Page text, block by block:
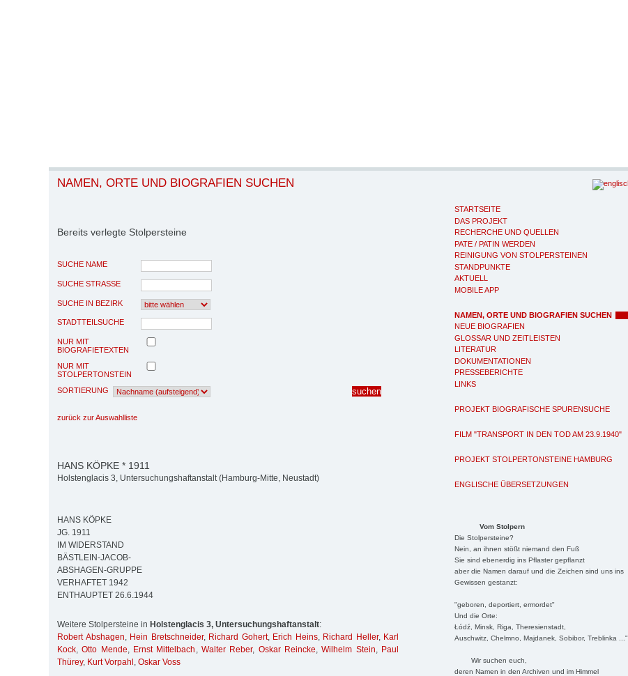
STARTSEITE
DAS PROJEKT
RECHERCHE UND QUELLEN
PATE / PATIN WERDEN
REINIGUNG VON STOLPERSTEINEN
STANDPUNKTE
AKTUELL
MOBILE APP
NAMEN, ORTE UND BIOGRAFIEN SUCHEN
NEUE BIOGRAFIEN
GLOSSAR UND ZEITLEISTEN
LITERATUR
DOKUMENTATIONEN
PRESSEBERICHTE
LINKS
PROJEKT BIOGRAFISCHE SPURENSUCHE
FILM "TRANSPORT IN DEN TOD AM 23.9.1940"
PROJEKT STOLPERTONSTEINE HAMBURG
ENGLISCHE ÜBERSETZUNGEN
Vom Stolpern
Die Stolpersteine?
Nein, an ihnen stößt niemand den Fuß
Sie sind ebenerdig ins Pflaster gepflanzt
aber die Namen darauf und die Zeichen sind uns ins
Gewissen gestanzt:
"geboren, deportiert, ermordet"
Und die Orte:
Łódź, Minsk, Riga, Theresienstadt,
Auschwitz, Chelmno, Majdanek, Sobibor, Treblinka ..."
Wir suchen euch,
deren Namen in den Archiven und im Himmel
NAMEN, ORTE UND BIOGRAFIEN SUCHEN
Bereits verlegte Stolpersteine
SUCHE NAME
SUCHE STRASSE
SUCHE IN BEZIRK
STADTTEILSUCHE
NUR MIT
BIOGRAFIETEXTEN
NUR MIT
STOLPERTONSTEIN
SORTIERUNG
zurück zur Auswahlliste
HANS KÖPKE * 1911
Holstenglacis 3, Untersuchungshaftanstalt (Hamburg-Mitte, Neustadt)
HANS KÖPKE
JG. 1911
IM WIDERSTAND
BÄSTLEIN-JACOB-
ABSHAGEN-GRUPPE
VERHAFTET 1942
ENTHAUPTET 26.6.1944
Weitere Stolpersteine in Holstenglacis 3, Untersuchungshaftanstalt:
Robert Abshagen, Hein Bretschneider, Richard Gohert, Erich Heins, Richard Heller, Karl
Kock,Otto Mende, Ernst Mittelbach , Walter Reber, Oskar Reincke,Wilhelm Stein, Paul
Thürey, Kurt Vorpahl , Oskar Voss